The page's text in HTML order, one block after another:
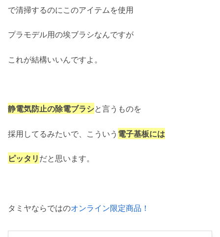
で清掃するのにこのアイテムを使用
プラモデル用の埃ブラシなんですが
これが結構いいんですよ。
静電気防止の除電ブラシと言うものを
採用してるみたいで、こういう 電子基板には
ピッタリだと思います。
タミヤならではのオンライン限定商品！